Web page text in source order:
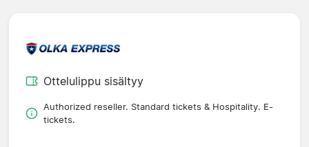
Ottelulippu sisältyy
Authorized reseller. Standard tickets & Hospitality. E-
tickets.